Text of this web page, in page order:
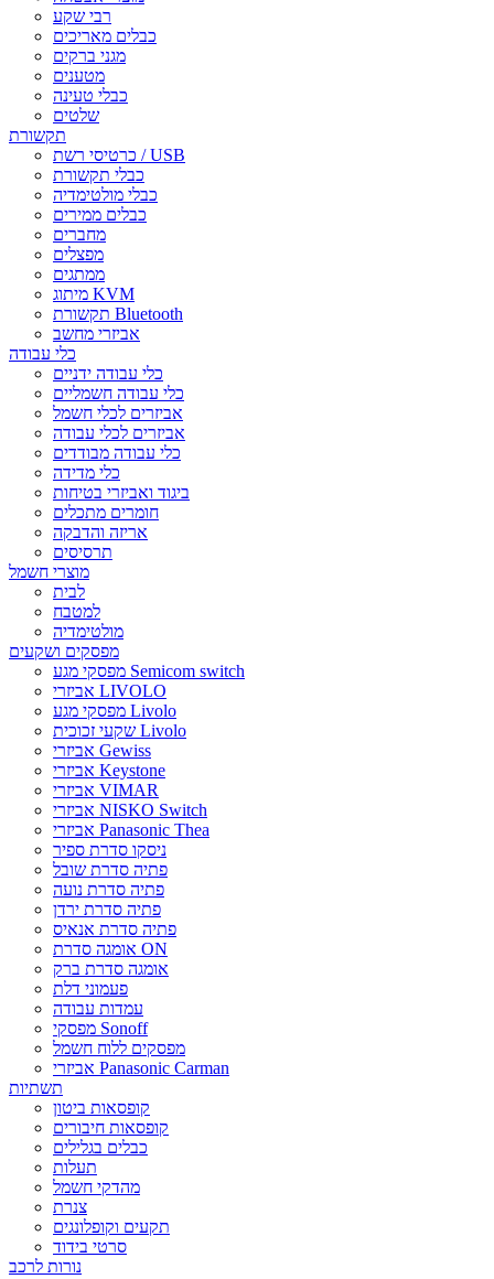
רבי שקע
כבלים מאריכים
מגני ברקים
מטענים
כבלי טעינה
שלטים
תקשורת
כרטיסי רשת / USB
כבלי תקשורת
כבלי מולטימדיה
כבלים ממירים
מחברים
מפצלים
ממתגים
מיתוג KVM
תקשורת Bluetooth
אביזרי מחשב
כלי עבודה
כלי עבודה ידניים
כלי עבודה חשמליים
אביזרים לכלי חשמל
אביזרים לכלי עבודה
כלי עבודה מבודדים
כלי מדידה
ביגוד ואביזרי בטיחות
חומרים מתכלים
אריזה והדבקה
תרסיסים
מוצרי חשמל
לבית
למטבח
מולטימדיה
מפסקים ושקעים
מפסקי מגע Semicom switch
אביזרי LIVOLO
מפסקי מגע Livolo
שקעי זכוכית Livolo
אביזרי Gewiss
אביזרי Keystone
אביזרי VIMAR
אביזרי NISKO Switch
אביזרי Panasonic Thea
ניסקו סדרת ספיר
פתיה סדרת שובל
פתיה סדרת נועה
פתיה סדרת ירדן
פתיה סדרת אנאיס
אומגה סדרת ON
אומגה סדרת ברק
פעמוני דלת
עמדות עבודה
מפסקי Sonoff
מפסקים ללוח חשמל
אביזרי Panasonic Carman
תשתיות
קופסאות ביטון
קופסאות חיבורים
כבלים בגלילים
תעלות
מהדקי חשמל
צנרת
תקעים וקופלונגים
סרטי בידוד
נורות לרכב